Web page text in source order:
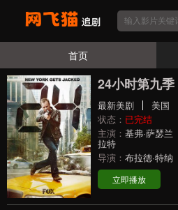
首页
24小时第九季
最新美剧 美国
状态： 已完结
主演： 基弗·萨瑟兰
拉特
导演： 布拉德·特纳
立即播放